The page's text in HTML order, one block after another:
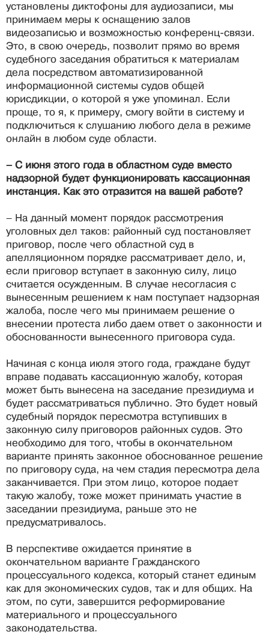
установлены диктофоны для аудиозаписи, мы
принимаем меры к оснащению залов
видеозаписью и возможностью конференц-связи.
Это, в свою очередь, позволит прямо во время
судебного заседания обратиться к материалам
дела посредством автоматизированной
информационной системы судов общей
юрисдикции, о которой я уже упоминал. Если
проще, то я, к примеру, смогу войти в систему и
подключиться к слушанию любого дела в режиме
онлайн в любом суде области.
– С июня этого года в областном суде вместо
надзорной будет функционировать кассационная
инстанция. Как это отразится на вашей работе?
– На данный момент порядок рассмотрения
уголовных дел таков: районный суд постановляет
приговор, после чего областной суд в
апелляционном порядке рассматривает дело, и,
если приговор вступает в законную силу, лицо
считается осужденным. В случае несогласия с
вынесенным решением к нам поступает надзорная
жалоба, после чего мы принимаем решение о
внесении протеста либо даем ответ о законности и
обоснованности вынесенного приговора суда.
Начиная с конца июля этого года, граждане будут
вправе подавать кассационную жалобу, которая
может быть вынесена на заседание президиума и
будет рассматриваться публично. Это будет новый
судебный порядок пересмотра вступивших в
законную силу приговоров районных судов. Это
необходимо для того, чтобы в окончательном
варианте принять законное обоснованное решение
по приговору суда, на чем стадия пересмотра дела
заканчивается. При этом лицо, которое подает
такую жалобу, тоже может принимать участие в
заседании президиума, раньше это не
предусматривалось.
В перспективе ожидается принятие в
окончательном варианте Гражданского
процессуального кодекса, который станет единым
как для экономических судов, так и для общих. На
этом, по сути, завершится реформирование
материального и процессуального
законодательства.